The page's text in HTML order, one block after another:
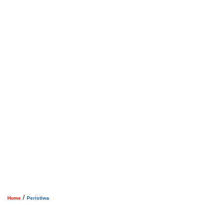
Home / Peristiwa